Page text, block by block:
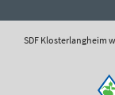
SDF Klosterlangheim